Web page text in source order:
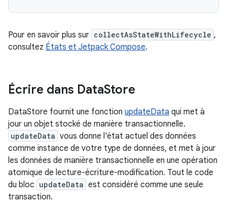
Pour en savoir plus sur collectAsStateWithLifecycle ,
consultez États et Jetpack Compose.
Écrire dans DataStore
DataStore fournit une fonction updateData qui met à
jour un objet stocké de manière transactionnelle.
updateData vous donne l'état actuel des données
comme instance de votre type de données, et met à jour
les données de manière transactionnelle en une opération
atomique de lecture-écriture-modification. Tout le code
du bloc updateData est considéré comme une seule
transaction.